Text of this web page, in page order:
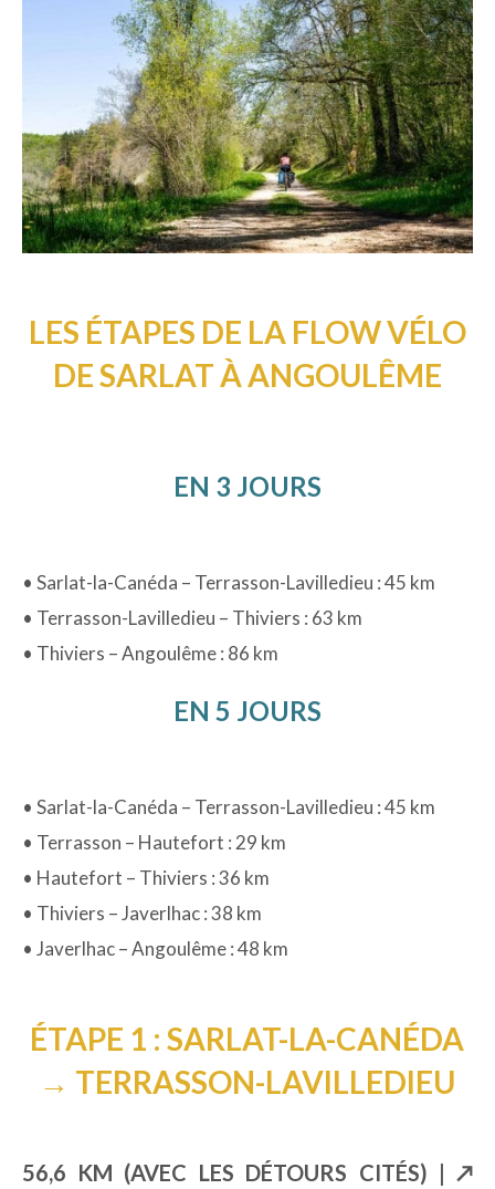
LES ÉTAPES DE LA FLOW VÉLO
DE SARLAT À ANGOULÊME
EN 3 JOURS
• Sarlat-la-Canéda – Terrasson-Lavilledieu : 45 km
• Terrasson-Lavilledieu – Thiviers : 63 km
• Thiviers – Angoulême : 86 km
EN 5 JOURS
• Sarlat-la-Canéda – Terrasson-Lavilledieu : 45 km
• Terrasson – Hautefort : 29 km
• Hautefort – Thiviers : 36 km
• Thiviers – Javerlhac : 38 km
• Javerlhac – Angoulême : 48 km
ÉTAPE 1 : SARLAT-LA-CANÉDA
→ TERRASSON-LAVILLEDIEU
56,6 KM (AVEC LES DÉTOURS CITÉS) | ↗︎